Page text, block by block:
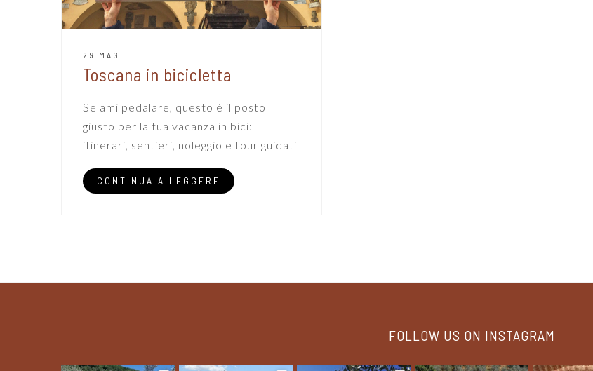
29 MAG
Toscana in bicicletta
Se ami pedalare, questo è il posto
giusto per la tua vacanza in bici:
itinerari, sentieri, noleggio e tour guidati
CONTINUA A LEGGERE
FOLLOW US ON INSTAGRAM